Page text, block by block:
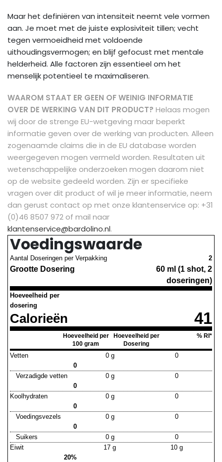
Maar het definiëren van intensiteit neemt vele vormen
aan. Je moet met de juiste explosiviteit tillen; vecht
tegen vermoeidheid met voldoende
uithoudingsvermogen; en blijf gefocust met mentale
helderheid. Alle factoren zijn essentieel om het
menselijk potentieel te maximaliseren.
WAAROM STAAT ER GEEN OF WEINIG INFORMATIE
OVER DE WERKING VAN DIT PRODUCT? Helaas mogen
wij door de strenge EU-wetgeving maar beperkt
informatie geven over de werking van producten. Alleen
zogenaamde claims die in de EU database worden
weergegeven mogen vermeld worden. Resultaten uit
wetenschappelijke onderzoeken mogen daarom niet
op de website gedeeld worden. Zijn er specifieke
vragen over dit product of wil je meer informatie, neem
dan gerust contact op met onze klantenservice op: +31
(0)46 8507 972 of mail naar
klantenservice@bardolino.nl.
Voedingswaarde
Aantal Doseringen per Verpakking 2
Grootte Dosering
60 ml (1 shot, 2
doseringen)
Hoeveelheid per
dosering
Calorieën 41
Hoeveelheid per
100 gram
Hoeveelheid per
Dosering
% RI*
Vetten 0 g
0
0
Verzadigde vetten
0 g
0
0
Koolhydraten
0 g
0
0
Voedingsvezels
0 g
0
0
Suikers
0 g
0
Eiwit
17 g
10 g
20%